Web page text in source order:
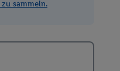
sammeln.